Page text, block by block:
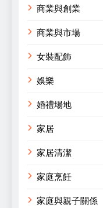
商業與創業
商業與市場
女裝配飾
娛樂
婚禮場地
家居
家居清潔
家庭烹飪
家庭與親子關係